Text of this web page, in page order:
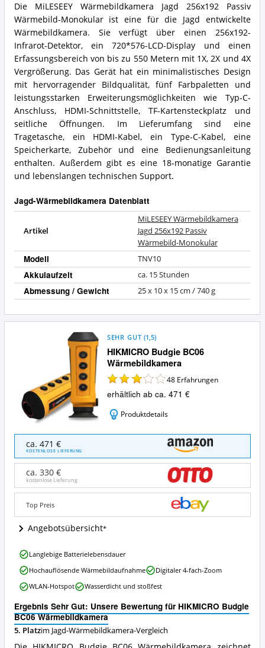
Die MiLESEEY Wärmebildkamera Jagd 256x192 Passiv
Wärmebild-Monokular ist eine für die Jagd entwickelte
Wärmebildkamera. Sie verfügt über einen 256x192-
Infrarot-Detektor, ein 720*576-LCD-Display und einen
Erfassungsbereich von bis zu 550 Metern mit 1X, 2X und 4X
Vergrößerung. Das Gerät hat ein minimalistisches Design
mit hervorragender Bildqualität, fünf Farbpaletten und
leistungsstarken Erweiterungsmöglichkeiten wie Typ-C-
Anschluss, HDMI-Schnittstelle, TF-Kartensteckplatz und
seitliche Öffnungen. Im Lieferumfang sind eine
Tragetasche, ein HDMI-Kabel, ein Type-C-Kabel, eine
Speicherkarte, Zubehör und eine Bedienungsanleitung
enthalten. Außerdem gibt es eine 18-monatige Garantie
und lebenslangen technischen Support.
Jagd-Wärmebildkamera Datenblatt
Artikel
MiLESEEY Wärmebildkamera
Jagd 256x192 Passiv
Wärmebild-Monokular
Modell TNV10
Akkulaufzeit ca. 15 Stunden
Abmessung / Gewicht 25 x 10 x 15 cm / 740 g
HIKMICRO Budgie BC06
Wärmebildkamera
SEHR GUT (1,5)
48 Erfahrungen
erhältlich ab ca. 471 €
Produktdetails
HIKMICRO
Budgie
BC06
Wärmebildkamera
Angebote:
Wo
Jagd-
Wärmebildkamera
ca. 471 €
KOSTENLOSE LIEFERUNG
ca. 330 €
kostenlose Lieferung
Top Preis
Angebotsübersicht
Ergebnis Sehr Gut: Unsere Bewertung für HIKMICRO Budgie
BC06 Wärmebildkamera
5. Platzim Jagd-Wärmebildkamera-Vergleich
HIKMICRO
Budgie
BC06
Wärmebildkamera
Vorteile:
Was
spricht
für
Langlebige Batterielebensdauer
Hochauflösende Wärmebildaufnahme
Digitaler 4-fach-Zoom
WLAN-Hotspot
Wasserdicht und stoßfest